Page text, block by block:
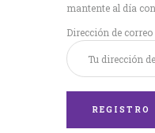
mantente al día
Dirección de